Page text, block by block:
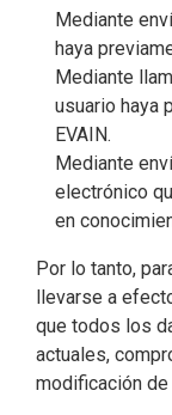
Mediante
haya
Mediante
usuario haya
EVAIN.
Mediante
electrónico
en
Por lo tanto,
llevarse a
que todos los
actuales,
modificación